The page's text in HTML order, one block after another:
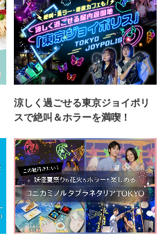
涼しく過ごせる東京ジョイポリ
スで絶叫＆ホラーを満喫！